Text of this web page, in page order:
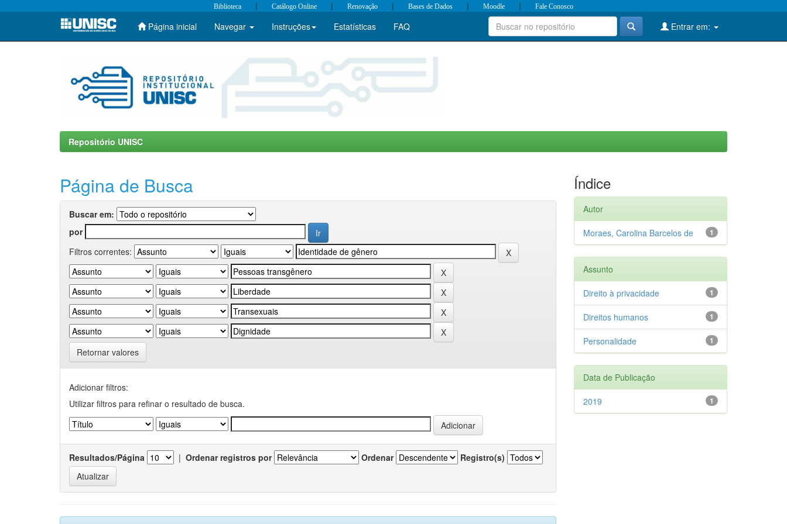
Skip
Biblioteca | Catálogo Online | Renovação | Bases de Dados | Moodle | Fale Conosco
Página inicial Navegar Instruções Estatísticas FAQ Entrar em:
Repositório UNISC
Página de Busca
Buscar em:
por
Filtros correntes:
Retornar valores
Adicionar filtros:
Utilizar filtros para refinar o resultado de busca.
Resultados/Página | Ordenar registros por Ordenar Registro(s)
Índice
Autor
1
Moraes, Carolina Barcelos de
Assunto
1
Direito à privacidade
1
Direitos humanos
1
Personalidade
Data de Publicação
1
2019